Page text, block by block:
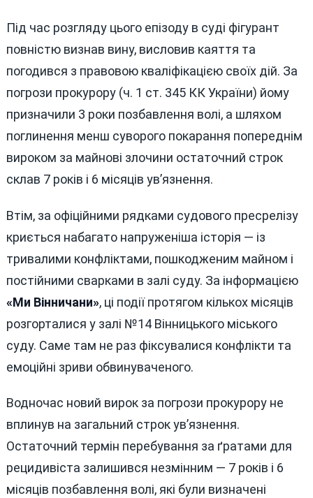
Під час розгляду цього епізоду в суді фігурант
повністю визнав вину, висловив каяття та
погодився з правовою кваліфікацією своїх дій. За
погрози прокурору (ч. 1 ст. 345 КК України) йому
призначили 3 роки позбавлення волі, а шляхом
поглинення менш суворого покарання попереднім
вироком за майнові злочини остаточний строк
склав 7 років і 6 місяців ув’язнення.
Втім, за офіційними рядками судового пресрелізу
криється набагато напруженіша історія — із
тривалими конфліктами, пошкодженим майном і
постійними сварками в залі суду. За інформацією
«Ми Вінничани», ці події протягом кількох місяців
розгорталися у залі №14 Вінницького міського
суду. Саме там не раз фіксувалися конфлікти та
емоційні зриви обвинуваченого.
Водночас новий вирок за погрози прокурору не
вплинув на загальний строк ув’язнення.
Остаточний термін перебування за ґратами для
рецидивіста залишився незмінним — 7 років і 6
місяців позбавлення волі, які були визначені